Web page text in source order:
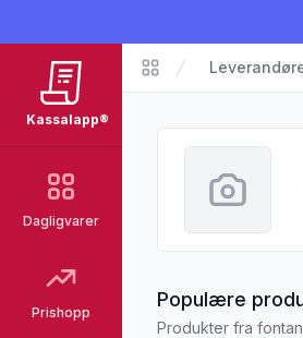
Kassalapp®
Dagligvarer
Prishopp
Kassalapp
Populære
Produkter fra